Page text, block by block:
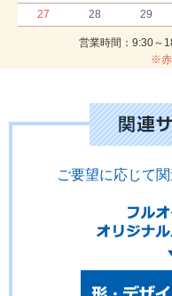
27
28 29
営業時間：9:30～
※赤
ご要望に応じて